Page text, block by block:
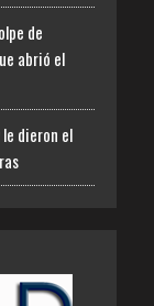
de
abrió el
dieron el